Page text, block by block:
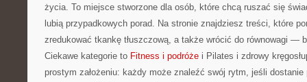
życia. To miejsce stworzone dla osób, które chcą ruszać się
lubią przypadkowych porad. Na stronie znajdziesz treści, które
zredukować tkankę tłuszczową, a także wrócić do równowagi —
Ciekawe kategorie to Fitness i podróże i Pilates i zdrowy
prostym założeniu: każdy może znaleźć swój rytm, jeśli